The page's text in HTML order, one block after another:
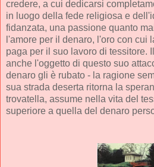
credere, a cui dedicarsi
in luogo della fede religiosa e
fidanzata, una passione quanto
l'amore per il denaro, l'oro con cui
paga per il suo lavoro di tessitore.
anche l'oggetto di questo suo
denaro gli è rubato - la ragione
sua strada deserta ritorna la
trovatella, assume nella vita del
superiore a quella del denaro